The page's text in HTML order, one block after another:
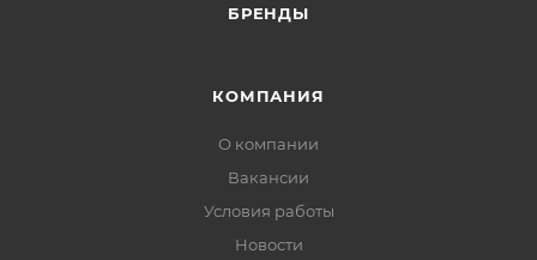
БРЕНДЫ
КОМПАНИЯ
О компании
Вакансии
Условия работы
Новости